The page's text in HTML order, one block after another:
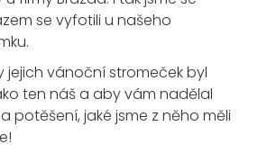
se vyfotili u našeho
jejich vánoční stromeček byl
ten náš a aby vám nadělal
potěšení, jaké jsme z něho měli